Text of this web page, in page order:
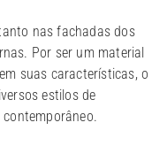
nas fachadas dos
Por ser um material
suas características, o
estilos de